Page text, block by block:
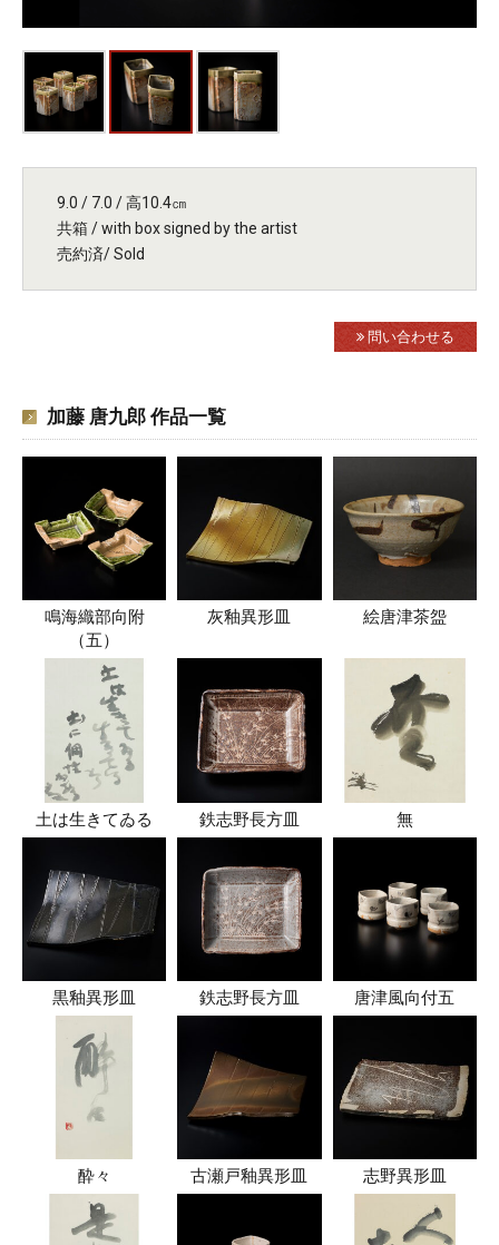
9.0 / 7.0 / 高10.4㎝
共箱 / with box signed by the artist
売約済/ Sold
問い合わせる
加藤 唐九郎 作品一覧
鳴海織部向附
（五）
灰釉異形皿 絵唐津茶盌
土は生きてゐる 鉄志野長方皿 無
黒釉異形皿 鉄志野長方皿 唐津風向付五
酔々 古瀬戸釉異形皿 志野異形皿